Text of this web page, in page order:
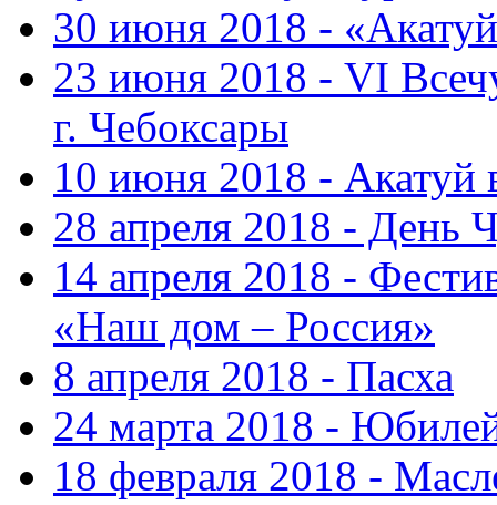
30 июня 2018 -
23 июня 2018 - VI
г. Чебоксары
10 июня 2018 - Акатуй
28 апреля 2018 - День
14 апреля 2018 -
«Наш дом – Россия»
8 апреля 2018 - Пасха
24 марта 2018 -
18 февраля 2018 -